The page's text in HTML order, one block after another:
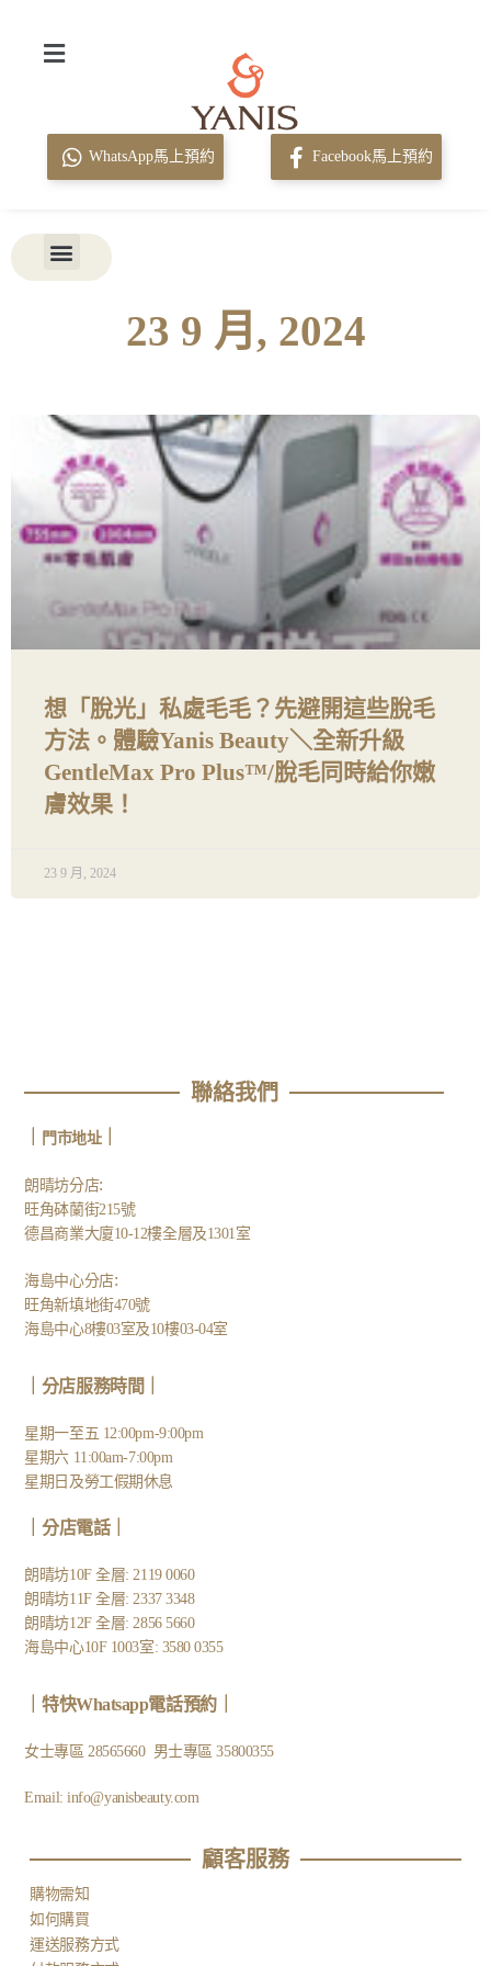
WhatsApp馬上預約 Facebook馬上預約
23 9 月, 2024
想「脫光」私處毛毛？先避開這些脫毛
方法。體驗Yanis Beauty＼全新升級
GentleMax Pro Plus™️/脫毛同時給你嫩
膚效果！
23 9 月, 2024
聯絡我們
門市地址｜
朗晴坊分店:
旺角砵蘭街215號
德昌商業大廈10-12樓全層及1301室
海島中心分店:
旺角新填地街470號
海島中心8樓03室及10樓03-04室
｜分店服務時間｜
星期一至五 12:00pm-9:00pm
星期六 11:00am-7:00pm
星期日及勞工假期休息
分店電話｜
朗晴坊10F 全層: 2119 0060
朗晴坊11F 全層: 2337 3348
朗晴坊12F 全層: 2856 5660
海島中心10F 1003室: 3580 0355
特快Whatsapp電話預約｜
女士專區28565660 男士專區35800355
Email:info@yanisbeauty.com
顧客服務​
購物需知
如何購買
運送服務方式